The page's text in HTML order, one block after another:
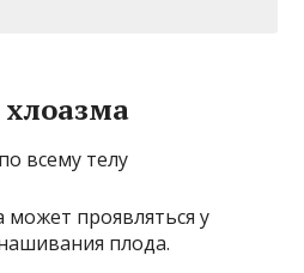
проявляться у
плода.